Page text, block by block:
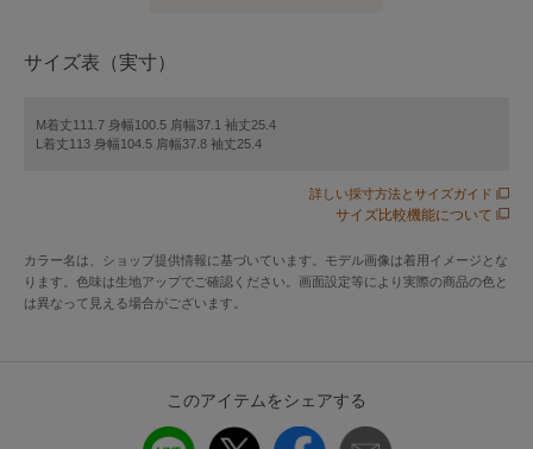
ーブが涼し気な印象に。一枚で洒落感溢れる大人のきれいめ
クボタン、インナードレス付き
上品に艶めくカッセンデシン素材でさらっと快適にご着用頂
◆コーディネート ◆
サンプルでの撮影となるため、実際にお届けする商品と仕様
やサイズが異なる場合がございます。予めご了承ください。
サイズ表（実寸）
M着丈111.7 身幅100.5 肩幅37.1 袖丈25.4
L着丈113 身幅104.5 肩幅37.8 袖丈25.4
詳しい採寸方法とサイズガイド
サイズ比較機能について
カラー名は、ショップ提供情報に基づいています。モデル画像は着用イメージとな
ります。色味は生地アップでご確認ください。画面設定等により実際の商品の色と
は異なって見える場合がございます。
このアイテムをシェアする